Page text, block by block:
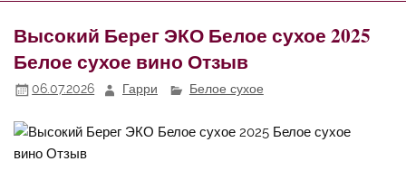
Высокий Берег ЭКО Белое сухое 2025
Белое сухое вино Отзыв
06.07.2026 Гарри Белое сухое